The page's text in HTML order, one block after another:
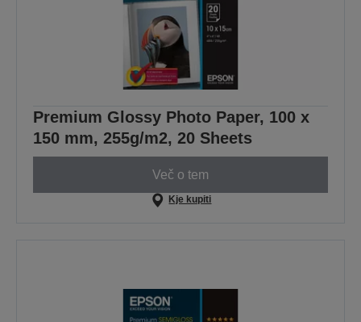
Premium Glossy Photo Paper, 100 x
150 mm, 255g/m2, 20 Sheets
Več o tem
Kje kupiti